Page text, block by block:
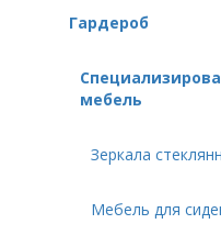
Гардероб
мебель
Зеркала
Мебель для